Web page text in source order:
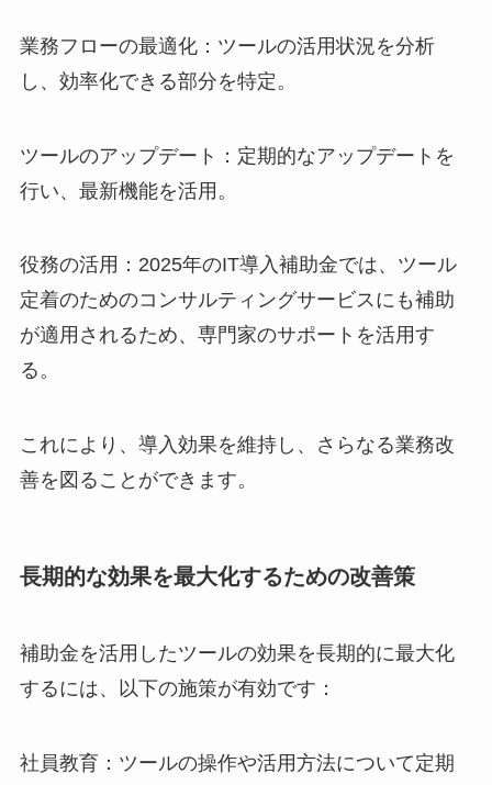
業務フローの最適化：ツールの活用状況を分析
し、効率化できる部分を特定。
ツールのアップデート：定期的なアップデートを
行い、最新機能を活用。
役務の活用：2025年のIT導入補助金では、ツール
定着のためのコンサルティングサービスにも補助
が適用されるため、専門家のサポートを活用す
る。
これにより、導入効果を維持し、さらなる業務改
善を図ることができます。
長期的な効果を最大化するための改善策
補助金を活用したツールの効果を長期的に最大化
するには、以下の施策が有効です：
社員教育：ツールの操作や活用方法について定期